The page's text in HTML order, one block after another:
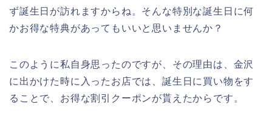
ず誕生日が訪れますからね。そんな特別な誕生日に何
かお得な特典があってもいいと思いませんか？
このように私自身思ったのですが、その理由は、金沢
に出かけた時に入ったお店では、誕生日に買い物をす
ることで、お得な割引クーポンが貰えたからです。